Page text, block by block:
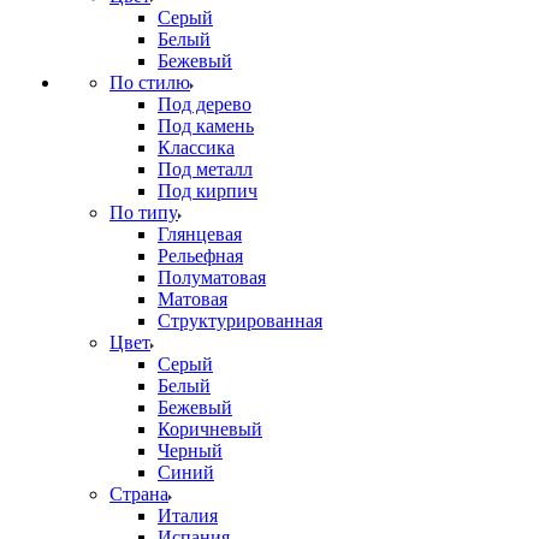
Серый
Белый
Бежевый
По стилю
Под дерево
Под камень
Классика
Под металл
Под кирпич
По типу
Глянцевая
Рельефная
Полуматовая
Матовая
Структурированная
Цвет
Серый
Белый
Бежевый
Коричневый
Черный
Синий
Страна
Италия